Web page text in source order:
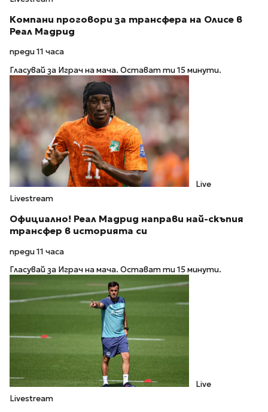
Компани проговори за трансфера на Олисе в
Реал Мадрид
преди 11 часа
Гласувай за Играч на мача. Остават ти 15 минути.
Live
Livestream
Официално! Реал Мадрид направи най-скъпия
трансфер в историята си
преди 11 часа
Гласувай за Играч на мача. Остават ти 15 минути.
Live
Livestream